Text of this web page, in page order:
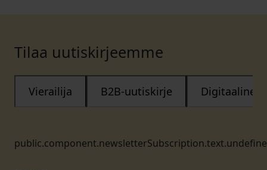
Tilaa uutiskirjeemme
Vierailija B2B-uutiskirje Digitaalinen